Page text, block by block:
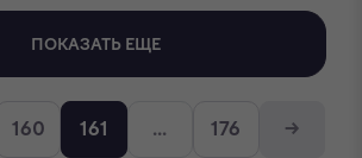
160 161 ... 176
ПОКАЗАТЬ ЕЩЕ
→